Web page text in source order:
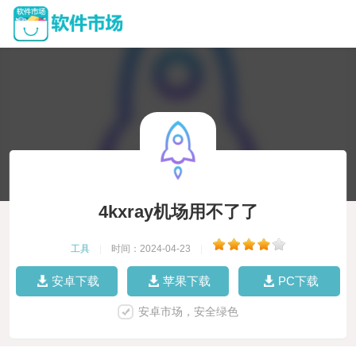
4kxray机场用不了了
工具 时间：2024-04-23
安卓下载 苹果下载 PC下载
安卓市场，安全绿色